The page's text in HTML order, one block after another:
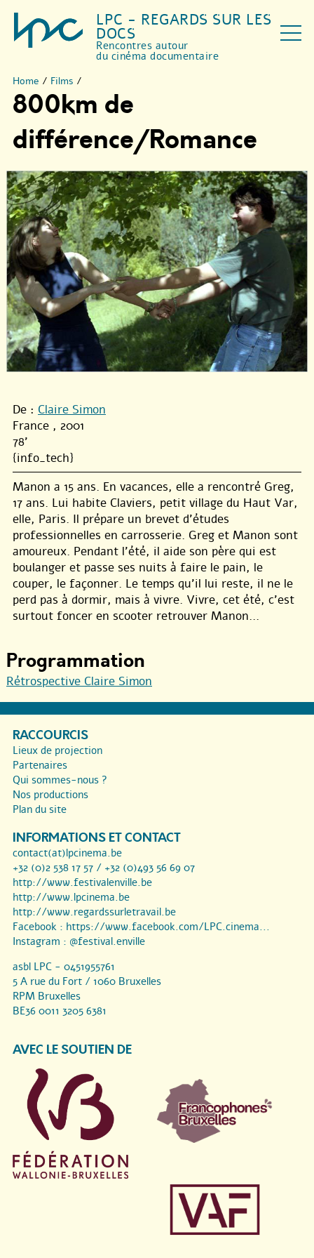
LPC - REGARDS SUR LES
DOCS
Rencontres autour
du cinéma documentaire
Home / Films /
800km de
différence/Romance
De : Claire Simon
France , 2001
78'
{info_tech}
Manon a 15 ans. En vacances, elle a rencontré Greg,
17 ans. Lui habite Claviers, petit village du Haut Var,
elle, Paris. Il prépare un brevet d’études
professionnelles en carrosserie. Greg et Manon sont
amoureux. Pendant l’été, il aide son père qui est
boulanger et passe ses nuits à faire le pain, le
couper, le façonner. Le temps qu’il lui reste, il ne le
perd pas à dormir, mais à vivre. Vivre, cet été, c’est
surtout foncer en scooter retrouver Manon...
Programmation
Rétrospective Claire Simon
RACCOURCIS
Lieux de projection
Partenaires
Qui sommes-nous ?
Nos productions
Plan du site
INFORMATIONS ET CONTACT
contact(at)lpcinema.be
+32 (0)2 538 17 57 / +32 (0)493 56 69 07
http://www.festivalenville.be
http://www.lpcinema.be
http://www.regardssurletravail.be
Facebook : https://www.facebook.com/LPC.cinema...
Instagram : @festival.enville
asbl LPC - 0451955761
5 A rue du Fort / 1060 Bruxelles
RPM Bruxelles
BE36 0011 3205 6381
AVEC LE SOUTIEN DE